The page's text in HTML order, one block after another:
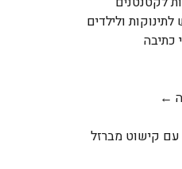
ולילדים
כתיבה
←
עם קישוט מברזל